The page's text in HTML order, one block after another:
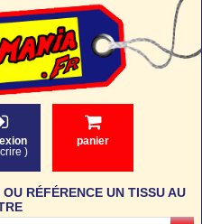
)
panier
RÉFÉRENCE UN TISSU AU